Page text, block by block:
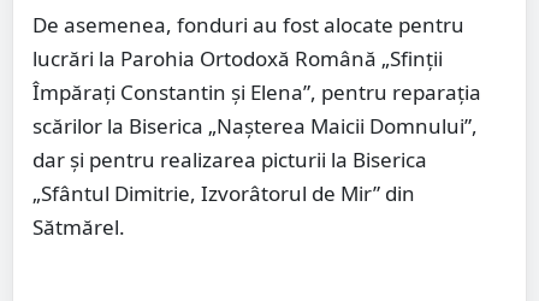
De asemenea, fonduri au fost alocate pentru
lucrări la Parohia Ortodoxă Română „Sfinții
Împărați Constantin și Elena”, pentru reparația
scărilor la Biserica „Nașterea Maicii Domnului”,
dar și pentru realizarea picturii la Biserica
„Sfântul Dimitrie, Izvorâtorul de Mir” din
Sătmărel.